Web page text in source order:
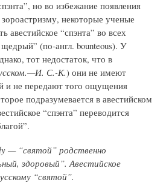
но во избежание появления
некоторые ученые
авестийское “спэнта” во всех
(по-англ. bounteous). У
тот недостаток, что в
С.-К.) они не имеют
и не передают того ощущения
подразумевается в авестийском
“спэнта” переводится
— “святой” родственно
здоровый”. Авестийское
“святой”.